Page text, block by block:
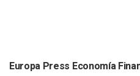
Europa Press Economía